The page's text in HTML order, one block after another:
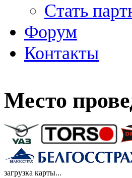
Стать
Форум
Контакты
Место
загрузка карты...